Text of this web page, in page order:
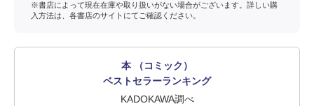
※書店によって現在在庫や取り扱いがない場合がございます。詳しい購
入方法は、各書店のサイトにてご確認ください。
本 （コミック）
ベストセラーランキング
KADOKAWA調べ